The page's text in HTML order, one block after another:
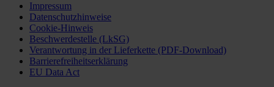
Impressum
Datenschutzhinweise
Cookie-Hinweis
Beschwerdestelle (LkSG)
Verantwortung in der Lieferkette (PDF-Download)
Barrierefreiheitserklärung
EU Data Act